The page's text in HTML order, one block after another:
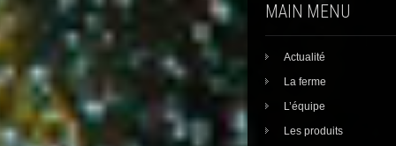
MAIN MENU
Actualité
La ferme
L’équipe
Les produits